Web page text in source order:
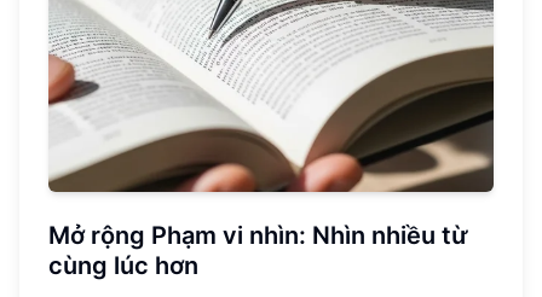
Mở rộng Phạm vi nhìn: Nhìn nhiều từ
cùng lúc hơn